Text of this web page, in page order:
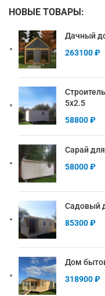
НОВЫЕ ТОВАРЫ:
Дачный
263100₽
5х2.5
58800₽
Сарай
58000₽
Садовый
85300₽
Дом
318900₽